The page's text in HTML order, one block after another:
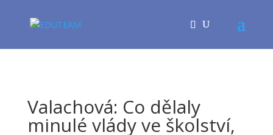
Valachová: Co dělaly
minulé vlády ve školství,